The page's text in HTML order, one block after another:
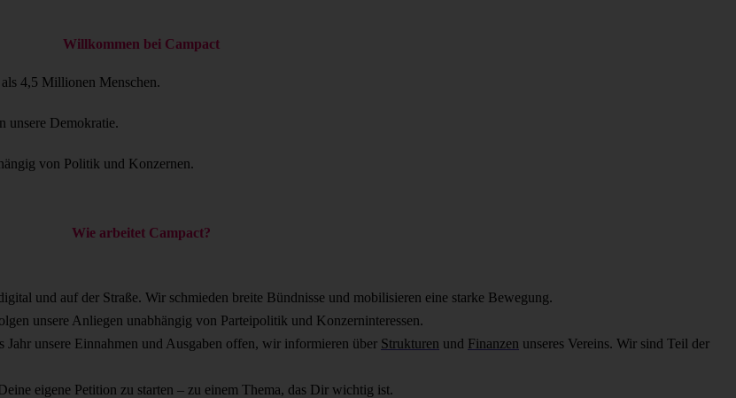
Willkommen bei Campact
4,5 Millionen Menschen.
unsere Demokratie.
von Politik und Konzernen.
Wie arbeitet Campact?
und auf der Straße. Wir schmieden breite Bündnisse und mobilisieren eine starke Bewegung.
unsere Anliegen unabhängig von Parteipolitik und Konzerninteressen.
Jahr unsere Einnahmen und Ausgaben offen, wir informieren über Strukturen und Finanzen unseres Vereins. Wir sind Teil der
eigene Petition zu starten – zu einem Thema, das Dir wichtig ist.